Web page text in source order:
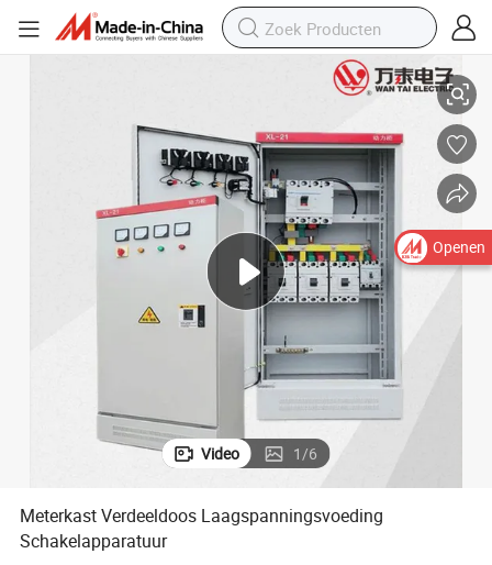
Meterkast Verdeeldoos Laagspanningsvoeding Schakelapparatuur
Video 1/6
Meterkast Verdeeldoos Laagspanningsvoeding
Schakelapparatuur
Openen